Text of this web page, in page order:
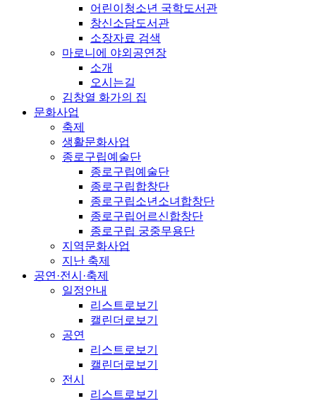
어린이청소년 국학도서관
창신소담도서관
소장자료 검색
마로니에 야외공연장
소개
오시는길
김창열 화가의 집
문화사업
축제
생활문화사업
종로구립예술단
종로구립예술단
종로구립합창단
종로구립소년소녀합창단
종로구립어르신합창단
종로구립 궁중무용단
지역문화사업
지난 축제
공연·전시·축제
일정안내
리스트로보기
캘린더로보기
공연
리스트로보기
캘린더로보기
전시
리스트로보기